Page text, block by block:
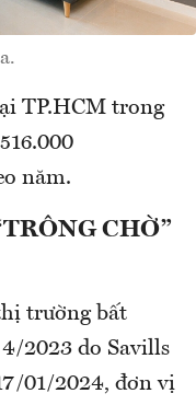
TP.HCM trong
năm.
CHỜ”
trường bất
2023 do Savills
01/2024, đơn vị